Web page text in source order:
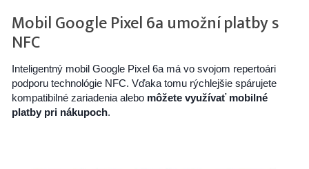
Mobil Google Pixel 6a umožní platby s
NFC
Inteligentný mobil Google Pixel 6a má vo svojom repertoári
podporu technológie NFC. Vďaka tomu rýchlejšie spárujete
kompatibilné zariadenia alebo môžete využívať mobilné
platby pri nákupoch.